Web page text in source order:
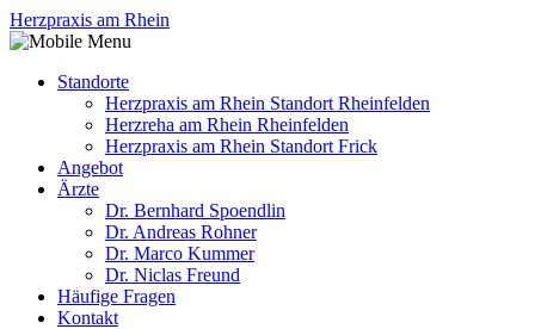
Herzpraxis am Rhein
Standorte
Herzpraxis am Rhein Standort Rheinfelden
Herzreha am Rhein Rheinfelden
Herzpraxis am Rhein Standort Frick
Angebot
Ärzte
Dr. Bernhard Spoendlin
Dr. Andreas Rohner
Dr. Marco Kummer
Dr. Niclas Freund
Häufige Fragen
Kontakt